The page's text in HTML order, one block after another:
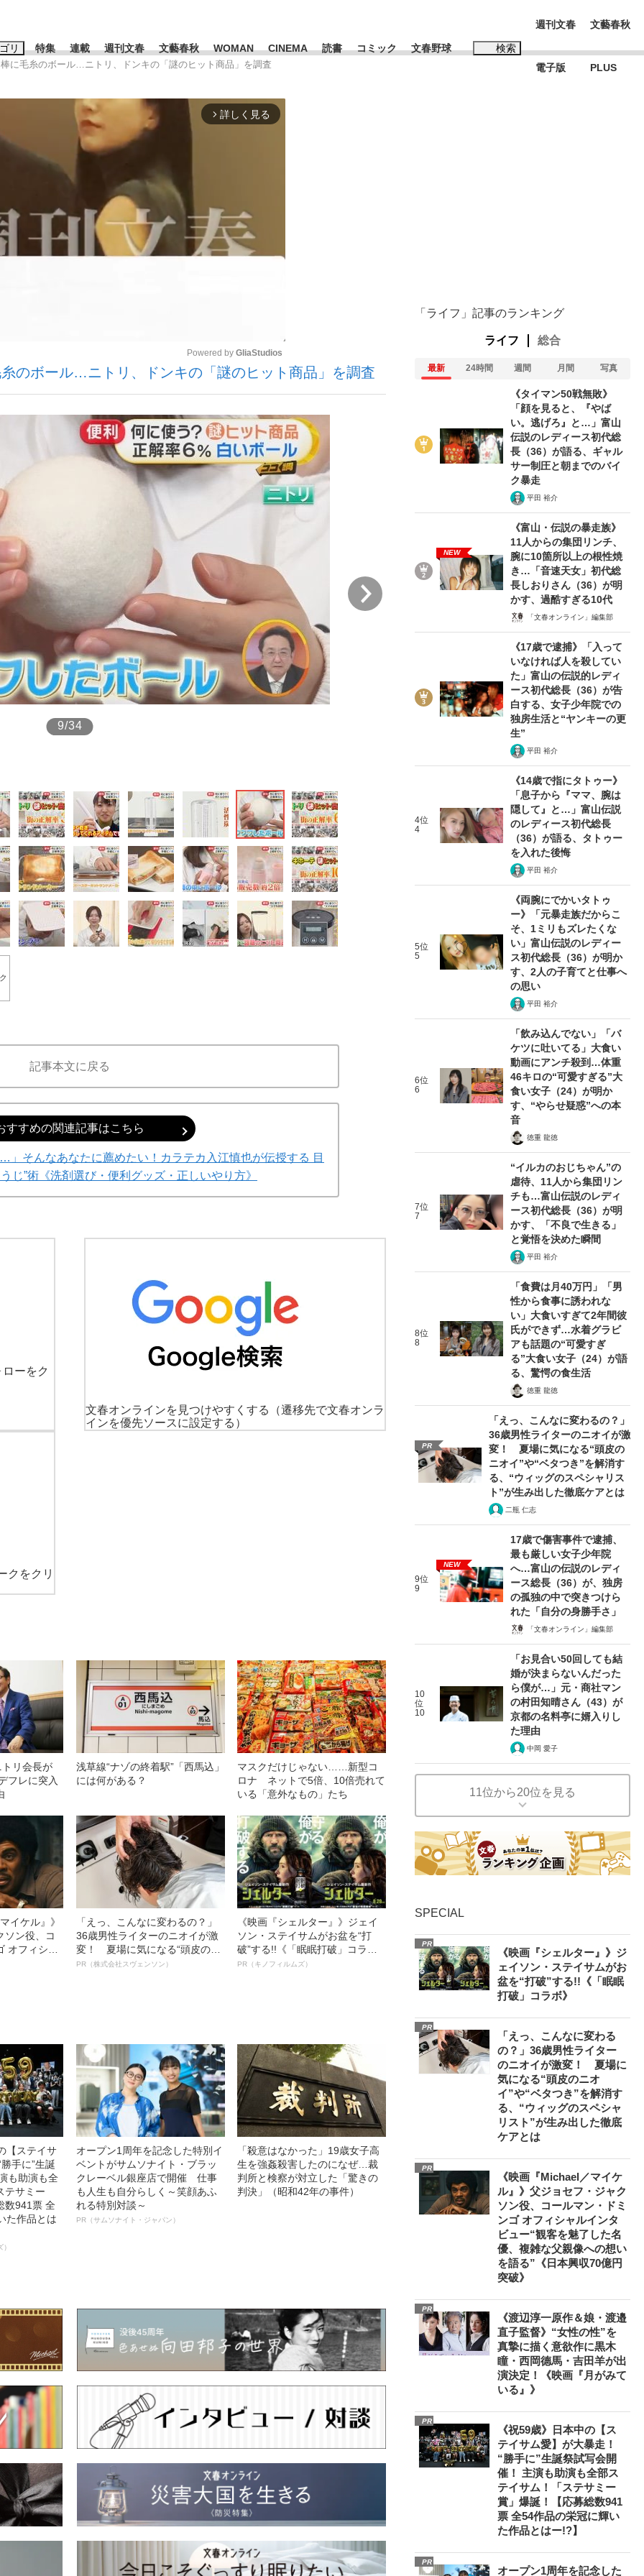
リ
選手が証言した“NPB聞... 「クマが悪者扱いされているのが悲しい」『北の国から』倉本聰氏（91...
カー日本代表・森保一監督...
もっと見る
特集
いまさら聞けない資産運用のすべて
もっと見る
連載 週刊文春 文藝春秋 WOMAN CINEMA 読書 コミック 文春野球 検索
ワードタグ一覧
#高市早苗 #森岡毅
週刊文春
電子版
文藝春秋
PLUS
に毛糸のボール…ニトリ、ドンキの「謎のヒット商品」を調査
arrow_forward_ios 詳しく見る
Mute
Powered by GliaStudios
のボール…ニトリ、ドンキの「謎のヒット商品」を調査
9/34 10/34
記事本文に戻る
すすめの関連記事はこちら
そんなあなたに薦めたい！カラテカ入江慎也が伝授する 目
じ”術《洗剤選び・便利グッズ・正しいやり方》
ーをク
文春オンラインを見つけやすくする
（遷移先で文春オンラ
インを優先ソースに設定する）
クをクリ
トリ会長が
フレに突入
浅草線“ナゾの終着駅”「西馬込」
には何がある？
マスクだけじゃない……新型コ
ロナ ネットで5倍、10倍売れて
いる「意外なもの」たち
イケル』》
ソン役、コ
オフィシャ
「えっ、こんなに変わるの？」
36歳男性ライターのニオイが激
変！ 夏場に気になる“頭皮のニ
オイ”や“ベタつき”を解消す
PR（株式会社スヴェンソン）
《映画『シェルター』》ジェイ
ソン・ステイサムがお盆を“打
破”する!!《「眠眠打破」コラ
ボ》
PR（キノフィルムズ）
【ステイサ
手に”生誕
も助演も全
テサミー
数941票 全
た作品とは
オープン1周年を記念した特別イ
ベントがサムソナイト・ブラッ
クレーベル銀座店で開催 仕事
も人生も自分らしく～笑顔あふ
れる特別対談～
PR（サムソナイト・ジャパン）
「殺意はなかった」19歳女子高
生を強姦殺害したのになぜ…裁
判所と検察が対立した「驚きの
判決」（昭和42年の事件）
「ライフ」記事のランキング
ライフ 総合
最新 24時間 週間 月間 写真
《タイマン50戦無敗》
「顔を見ると、『やば
い。逃げろ』と…」富山
伝説のレディース初代総
長（36）が語る、ギャル
サー制圧と朝までのバイ
ク暴走
平田 裕介
NEW
《富山・伝説の暴走族》
11人からの集団リンチ、
腕に10箇所以上の根性焼
き…「音速天女」初代総
長しおりさん（36）が明
かす、過酷すぎる10代
「文春オンライン」編集部
《17歳で逮捕》「入って
いなければ人を殺してい
た」富山の伝説的レディ
ース初代総長（36）が告
白する、女子少年院での
独房生活と“ヤンキーの更
生”
平田 裕介
4位
4
《14歳で指にタトゥー》
「息子から『ママ、腕は
隠して』と…」富山伝説
のレディース初代総長
（36）が語る、タトゥー
を入れた後悔
平田 裕介
5位
5
《両腕にでかいタトゥ
ー》「元暴走族だからこ
そ、1ミリもズレたくな
い」富山伝説のレディー
ス初代総長（36）が明か
す、2人の子育てと仕事へ
の思い
平田 裕介
6位
6
「飲み込んでない」「バ
ケツに吐いてる」大食い
動画にアンチ殺到…体重
46キロの“可愛すぎる”大
食い女子（24）が明か
す、“やらせ疑惑”への本
音
徳重 龍徳
7位
7
“イルカのおじちゃん”の
虐待、11人から集団リン
チも…富山伝説のレディ
ース初代総長（36）が明
かす、「不良で生きる」
と覚悟を決めた瞬間
平田 裕介
8位
8
「食費は月40万円」「男
性から食事に誘われな
い」大食いすぎて2年間彼
氏ができず…水着グラビ
アも話題の“可愛すぎ
る”大食い女子（24）が語
る、驚愕の食生活
徳重 龍徳
PR
「えっ、こんなに変わるの？」
36歳男性ライターのニオイが激
変！ 夏場に気になる“頭皮の
ニオイ”や“ベタつき”を解消す
る、“ウィッグのスペシャリス
ト”が生み出した徹底ケアとは
二瓶 仁志
9位
9
NEW
17歳で傷害事件で逮捕、
最も厳しい女子少年院
へ…富山の伝説のレディ
ース総長（36）が、独房
の孤独の中で突きつけら
れた「自分の身勝手さ」
「文春オンライン」編集部
10
位
10
「お見合い50回しても結
婚が決まらないんだった
ら僕が…」元・商社マン
の村田知晴さん（43）が
京都の名料亭に婿入りし
た理由
中岡 愛子
11位から20位を見る
SPECIAL
PR
《映画『シェルター』》ジ
ェイソン・ステイサムがお
盆を“打破”する!!《「眠眠
打破」コラボ》
PR
「えっ、こんなに変わる
の？」36歳男性ライター
のニオイが激変！ 夏場に
気になる“頭皮のニオ
イ”や“ベタつき”を解消す
る、“ウィッグのスペシャ
リスト”が生み出した徹底
ケアとは
PR
《映画『Michael／マイケ
ル』》父ジョセフ・ジャク
ソン役、コールマン・ドミ
ンゴ オフィシャルインタ
ビュー“観客を魅了した名
優、複雑な父親像への想い
を語る”《日本興収70億円
突破》
PR
《渡辺淳一原作＆娘・渡邉
直子監督》“女性の性”を
真摯に描く意欲作に黒木
瞳・西岡德馬・吉田羊が出
演決定！《映画『月がみて
いる』》
PR
《祝59歳》日本中の【ス
テイサム愛】が大暴走！
“勝手に”生誕祭試写会開
催！ 主演も助演も全部ス
テイサム！「ステサミー
賞」爆誕！【応募総数941
票 全54作品の栄冠に輝い
た作品とはー!?】
PR
オープン1周年を記念した